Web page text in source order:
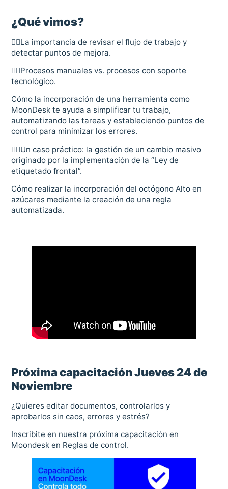
¿Qué vimos?
👉🏻La importancia de revisar el flujo de trabajo y
detectar puntos de mejora.
👉🏻Procesos manuales vs. procesos con soporte
tecnológico.
Cómo la incorporación de una herramienta como
MoonDesk te ayuda a simplificar tu trabajo,
automatizando las tareas y estableciendo puntos de
control para minimizar los errores.
👉🏻Un caso práctico: la gestión de un cambio masivo
originado por la implementación de la “Ley de
etiquetado frontal”.
Cómo realizar la incorporación del octógono Alto en
azúcares mediante la creación de una regla
automatizada.
Próxima capacitación Jueves 24 de
Noviembre
¿Quieres editar documentos, controlarlos y
aprobarlos sin caos, errores y estrés?
Inscribite en nuestra próxima capacitación en
Moondesk en Reglas de control.